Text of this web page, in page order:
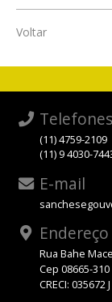
Voltar
Telefones
(11) 4759-2109
(11) 9 4030-
E-mail
Endereço
Rua Bahe
Cep 08665-310
CRECI: 035672 J